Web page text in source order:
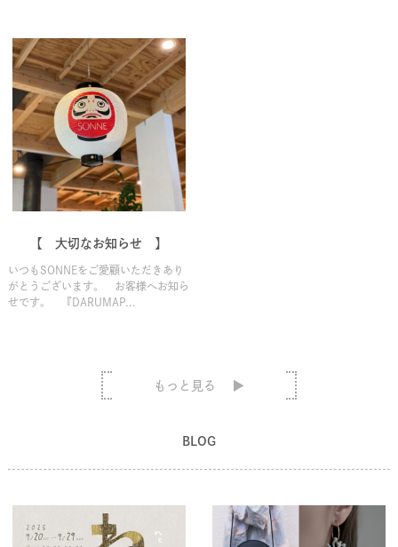
【 大切なお知らせ 】
いつもSONNEをご愛顧いただきあり
がとうございます。 お客様へお知ら
せです。 『DARUMAP...
もっと見る
BLOG